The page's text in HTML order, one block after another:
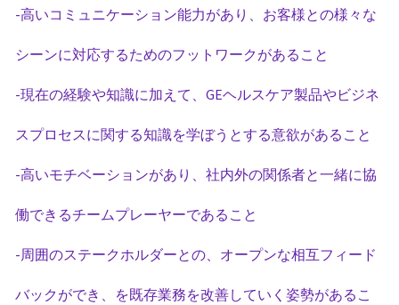
-高いコミュニケーション能力があり、お客様との様々な
シーンに対応するためのフットワークがあること
-現在の経験や知識に加えて、GEヘルスケア製品やビジネ
スプロセスに関する知識を学ぼうとする意欲があること
-高いモチベーションがあり、社内外の関係者と一緒に協
働できるチームプレーヤーであること
-周囲のステークホルダーとの、オープンな相互フィード
バックができ、を既存業務を改善していく姿勢があるこ